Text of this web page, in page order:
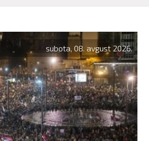
subota, 08. avgust 2026.